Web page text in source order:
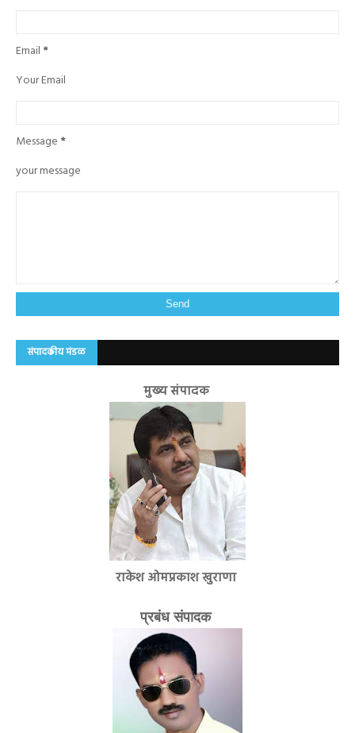
Email *
Your Email
Message *
your message
संपादकीय मंडळ
मुख्य संपादक
राकेश ओमप्रकाश खुराणा
प्रबंध संपादक